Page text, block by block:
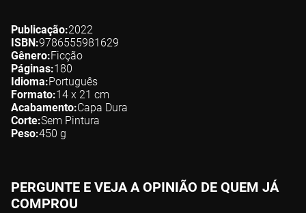
Publicação 2022
ISBN 9786555981629
Gênero Ficção
Páginas 180
Idioma Português
Formato 14 x 21 cm
Acabamento Capa Dura
Corte Sem Pintura
Peso 450 g
PERGUNTE E VEJA A OPINIÃO DE QUEM JÁ
COMPROU